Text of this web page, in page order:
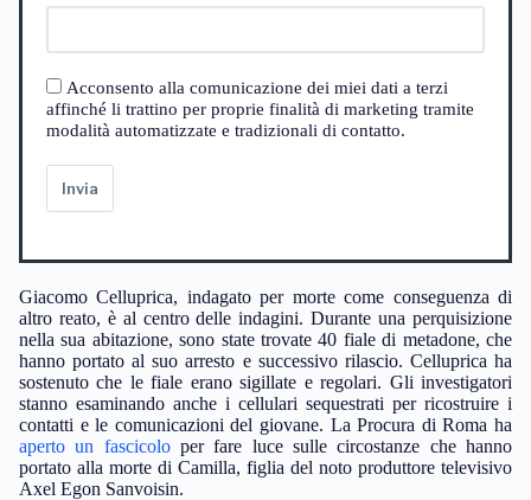
Acconsento alla comunicazione dei miei dati a terzi
affinché li trattino per proprie finalità di marketing tramite
modalità automatizzate e tradizionali di contatto.
Invia
Giacomo Celluprica, indagato per morte come conseguenza di
altro reato, è al centro delle indagini. Durante una perquisizione
nella sua abitazione, sono state trovate 40 fiale di metadone, che
hanno portato al suo arresto e successivo rilascio. Celluprica ha
sostenuto che le fiale erano sigillate e regolari. Gli investigatori
stanno esaminando anche i cellulari sequestrati per ricostruire i
contatti e le comunicazioni del giovane. La Procura di Roma ha
aperto un fascicoloper fare luce sulle circostanze che hanno
portato alla morte di Camilla, figlia del noto produttore televisivo
Axel Egon Sanvoisin.